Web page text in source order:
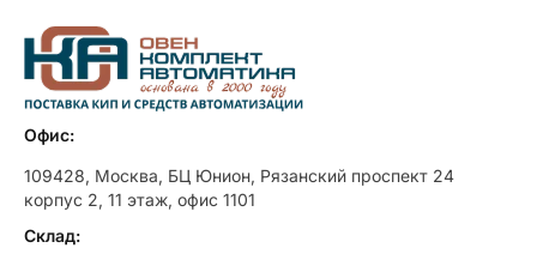
Офис:
109428, Москва, БЦ Юнион, Рязанский проспект 24
корпус 2, 11 этаж, офис 1101
Склад: